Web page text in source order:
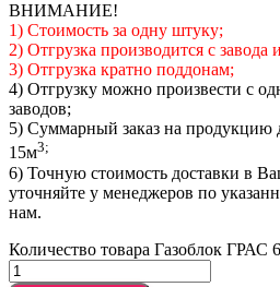
ВНИМАНИЕ!
1) Стоимость за одну штуку;
2) Отгрузка производится с завода
3) Отгрузка кратно поддонам;
4) Отгрузку можно произвести с
заводов;
5) Суммарный заказ на продукцию
15м3;
6) Точную стоимость доставки в
уточняйте у менеджеров по
нам.
Количество товара Газоблок ГРАС